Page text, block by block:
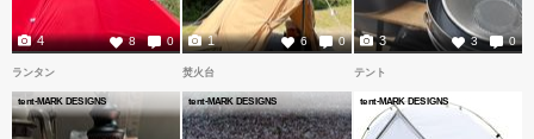
8 0
4 6 0
1 3 0
3
ランタン
tent-MARK DESIGNS
焚火台
tent-MARK DESIGNS
テント
tent-MARK DESIGNS